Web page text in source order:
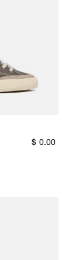
$ 0.00